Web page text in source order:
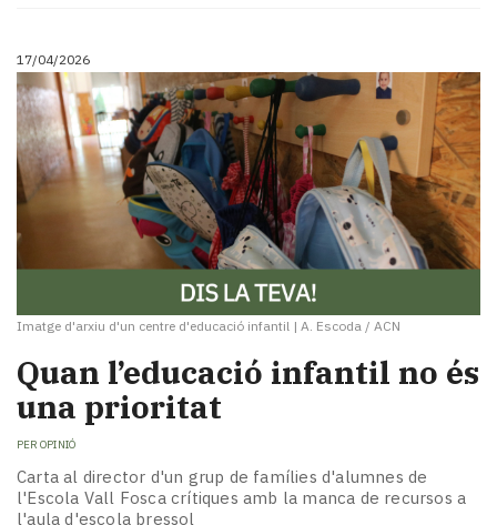
17/04/2026
Imatge d'arxiu d'un centre d'educació infantil | A. Escoda / ACN
Quan l’educació infantil no és
una prioritat
PER OPINIÓ
Carta al director d'un grup de famílies d'alumnes de
l'Escola Vall Fosca crítiques amb la manca de recursos a
l'aula d'escola bressol